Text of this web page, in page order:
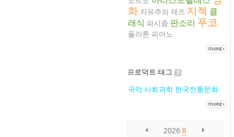
화 자유주의 재즈 지젝 클
래식 파시즘 판소리 푸코
플라톤 피아노
프로덕트 태그
국악 사회과학 한국전통문화
2026 8